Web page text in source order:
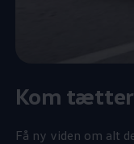
Kom
Få ny viden om alt